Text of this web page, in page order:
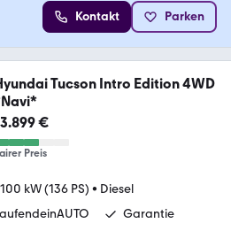
Kontakt Parken
Tucson Intro Edition 4WD
€
Preis
100 kW (136 PS) • Diesel
Garantie